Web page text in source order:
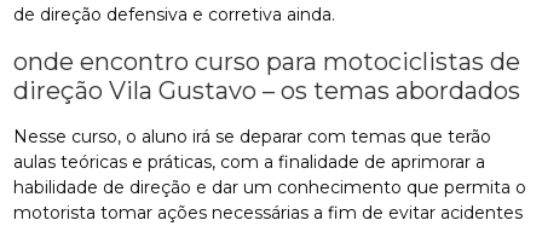
de direção defensiva e corretiva ainda.
onde encontro curso para motociclistas de
direção Vila Gustavo – os temas abordados
Nesse curso, o aluno irá se deparar com temas que terão
aulas teóricas e práticas, com a finalidade de aprimorar a
habilidade de direção e dar um conhecimento que permita o
motorista tomar ações necessárias a fim de evitar acidentes